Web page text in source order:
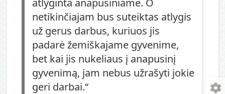
netikinčiajam bus suteiktas atlygis
už gerus darbus, kuriuos jis
padarė žemiškajame gyvenime,
bet kai jis nukeliaus į anapusinį
gyvenimą, jam nebus užrašyti jokie
geri darbai.“